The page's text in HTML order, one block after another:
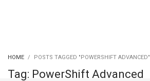
HOME POSTS TAGGED "POWERSHIFT ADVANCED"
Tag: PowerShift Advanced